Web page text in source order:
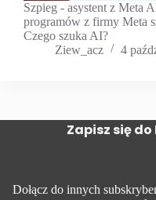
Szpieg - asystent z Meta
programów z firmy Meta
Czego szuka AI?
Ziew_acz
4
Zapisz się
Dołącz do innych